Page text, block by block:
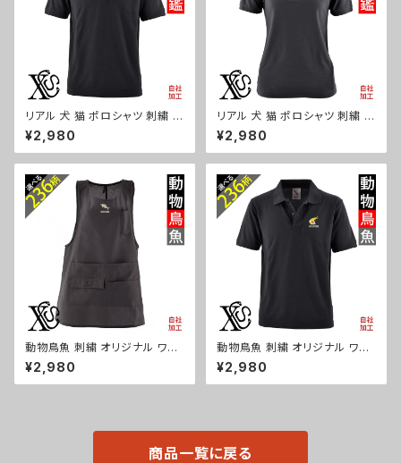
リアル 犬 猫 ポロシャツ 刺繍 プ
レゼント 半袖 メンズ オリジナル
無地 ワンポイント ロゴ おしゃ
れ ゴルフ 吸汗速乾 黒 紺 父の
ー シュナウザー パグ フレンチブ
ルドッグ X-CLOTHES 猫図鑑
犬図鑑 ori-am-poh2-b10-s
¥2,980
リアル 犬 猫 ポロシャツ 刺繍 プ
レゼント 半袖 レディース オリジ
ナル 無地 ワンポイント ロゴ お
しゃれ ゴルフ 吸汗速乾 黒 紺 母
ズー シュナウザー パグ フレンチ
ブルドッグ X-CLOTHES 猫図
鑑 犬図鑑 ori-aw-poh2-b10
-s
¥2,980
動物鳥魚 刺繍 オリジナル ワン
ポイント エプロン プレゼント ワ
ンピース レディース 撥水加工
おしゃれ かわいい 脇ボタン マ
¥2,980
動物鳥魚 刺繍 オリジナル ワン
ポイント ポロシャツ リアル 半袖
メンズ 無地 ロゴ おしゃれ ゴル
フ 吸汗速乾 父の日 柄 馬 鳥 豚
¥2,980
商品一覧に戻る